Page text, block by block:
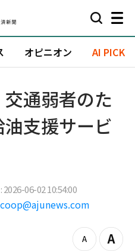
オピニオン AI PICK
通弱者のた
支援サービ
2026-06-02 10:54:00
z
Z